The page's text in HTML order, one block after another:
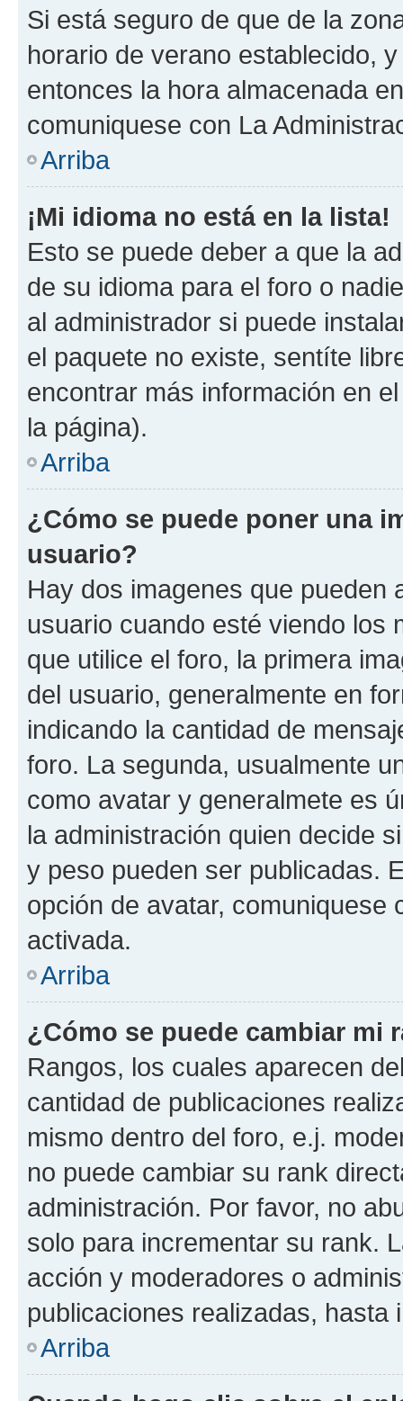
Si está seguro de que de la
horario de verano establecido,
entonces la hora almacenada
comuniquese con La
Arriba
¡Mi idioma no está en la lista!
Esto se puede deber a que la
de su idioma para el foro o
al administrador si puede
el paquete no existe, sentíte
encontrar más información en
la página).
Arriba
¿Cómo se puede poner una
usuario?
Hay dos imagenes que pueden
usuario cuando esté viendo los
que utilice el foro, la primera
del usuario, generalmente en
indicando la cantidad de
foro. La segunda, usualmente
como avatar y generalmete es
la administración quien decide
y peso pueden ser publicadas.
opción de avatar, comuniquese
activada.
Arriba
¿Cómo se puede cambiar mi
Rangos, los cuales aparecen
cantidad de publicaciones
mismo dentro del foro, e.j.
no puede cambiar su rank
administración. Por favor, no
solo para incrementar su rank.
acción y moderadores o
publicaciones realizadas, hasta
Arriba